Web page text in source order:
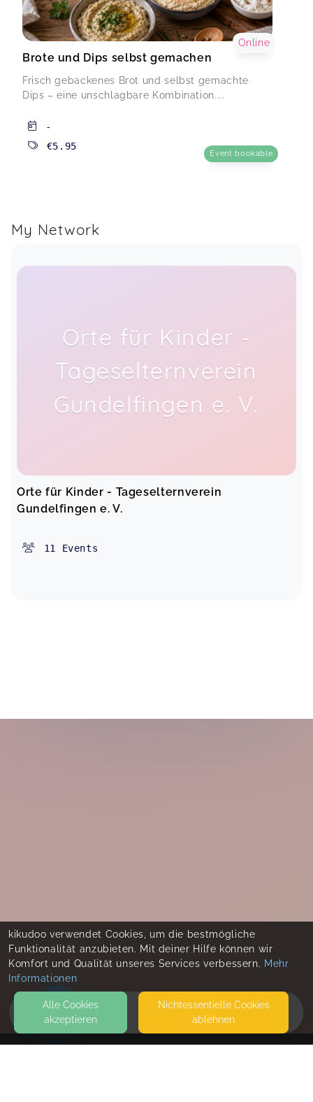
HOME
Brote und Dips selbst gemachen
Frisch gebackenes Brot und selbst gemachte
Dips – eine unschlagbare Kombination....
Online
-
€5.95
Event bookable
My Network
Orte für Kinder -
Tageselternverein
Gundelfingen e. V.
Orte für Kinder - Tageselternverein
Gundelfingen e. V.
11 Events
kikudoo verwendet Cookies, um die bestmögliche
Funktionalität anzubieten. Mit deiner Hilfe können wir
Komfort und Qualität unseres Services verbessern. Mehr
Informationen
Alle Cookies
akzeptieren
Nicht­essentielle Cookies
ablehnen